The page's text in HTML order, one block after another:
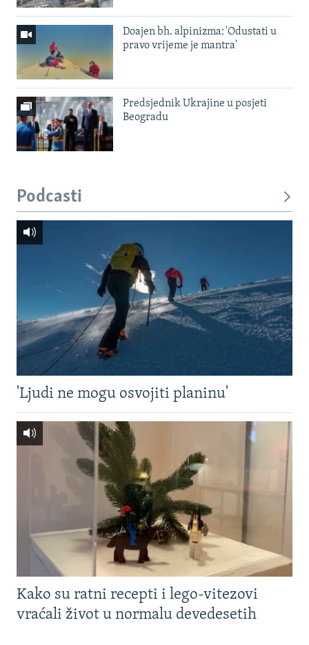
Doajen bh. alpinizma: 'Odustati u
pravo vrijeme je mantra'
Predsjednik Ukrajine u posjeti
Beogradu
Podcasti
'Ljudi ne mogu osvojiti planinu'
Kako su ratni recepti i lego-vitezovi
vraćali život u normalu devedesetih